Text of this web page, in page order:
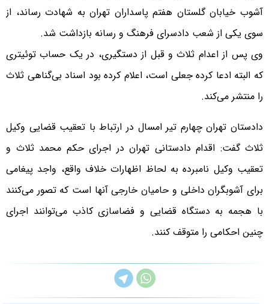
آشوب خیابان گلستان هفتم پاسداران تهران به شهادت رساند، از
سوی یکی از شعب دادسرای فرهنگ و رسانه بازداشت شد.
وی پس از اعدام ثلاث و قبل از دستگیری، در یک حساب توئیتری
که البته ادعا کرده جعلی است، اعلام کرده بود اسناد بی‌گناهی ثلاث
را منتشر می‌کند.
دادستان تهران چهارم تیر امسال در ارتباط با تعقیب قضایی وکیل
ثلاث گفت: اقدام دادستانی تهران در اجرای حکم محمد ثلاث و
تعقیب وکیل نامبرده به لحاظ اظهارات خلاف واقع، واجد پیغامی
برای آشوبگران داخلی و حامیان خارجی آنها است که تصور می‌کنند
با هجمه به دستگاه قضایی و فضاسازی کاذب می‌توانند اجرای
چنین احکامی را متوقف کنند.